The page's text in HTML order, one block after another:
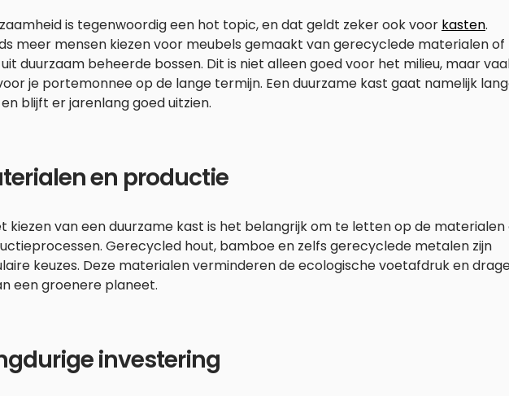
is tegenwoordig een hot topic, en dat geldt zeker ook voor kasten.
meer mensen kiezen voor meubels gemaakt van gerecyclede materialen of
duurzaam beheerde bossen. Dit is niet alleen goed voor het milieu, maar
je portemonnee op de lange termijn. Een duurzame kast gaat namelijk
blijft er jarenlang goed uitzien.
en productie
kiezen van een duurzame kast is het belangrijk om te letten op de materialen
Gerecycled hout, bamboe en zelfs gerecyclede metalen zijn
keuzes. Deze materialen verminderen de ecologische voetafdruk en
een groenere planeet.
investering